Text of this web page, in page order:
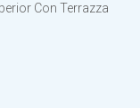
Con Terrazza